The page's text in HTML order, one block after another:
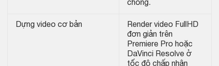
chóng.
Dựng video cơ bản
Render video FullHD
đơn giản trên
Premiere Pro hoặc
DaVinci Resolve ở
tốc độ chấp nhận